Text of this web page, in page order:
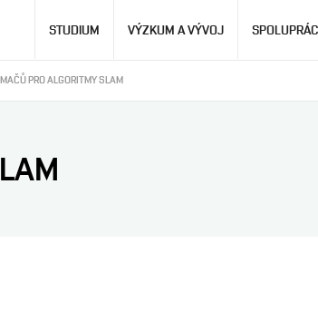
STUDIUM VÝZKUM A VÝVOJ
PRO ALGORITMY SLAM